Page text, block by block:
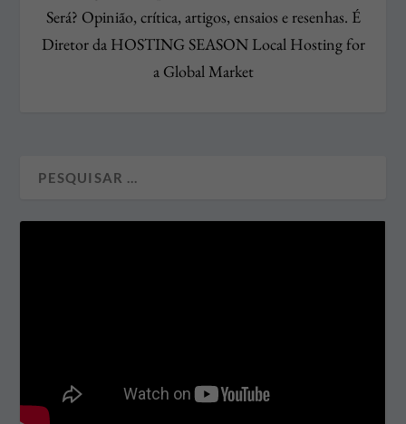
Será? Opinião, crítica, artigos, ensaios e resenhas. É
Diretor da HOSTING SEASON Local Hosting for
a Global Market